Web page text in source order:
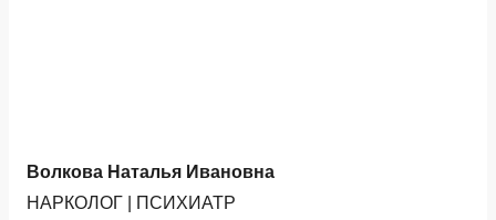
Волкова Наталья Ивановна
НАРКОЛОГ | ПСИХИАТР